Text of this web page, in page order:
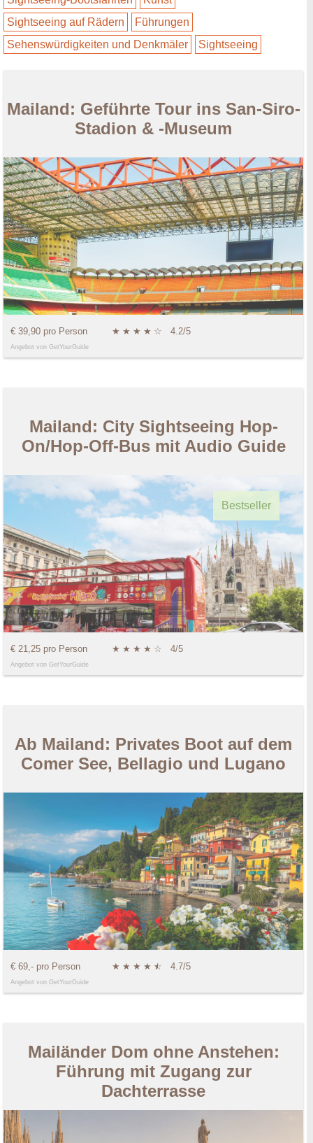
Sightseeing auf Rädern
Führungen
Sehenswürdigkeiten und Denkmäler
Sightseeing
Mailand: Geführte Tour ins San-Siro-
Stadion & -Museum
€ 39,90 pro Person ★ ★ ★ ★ ☆ 4.2/5
Angebot von GetYourGuide
Mailand: City Sightseeing Hop-
On/Hop-Off-Bus mit Audio Guide
Bestseller
€ 21,25 pro Person ★ ★ ★ ★ ☆ 4/5
Angebot von GetYourGuide
Ab Mailand: Privates Boot auf dem
Comer See, Bellagio und Lugano
€ 69,- pro Person ★ ★ ★ ★ ★
☆ 4.7/5
Angebot von GetYourGuide
Mailänder Dom ohne Anstehen:
Führung mit Zugang zur
Dachterrasse